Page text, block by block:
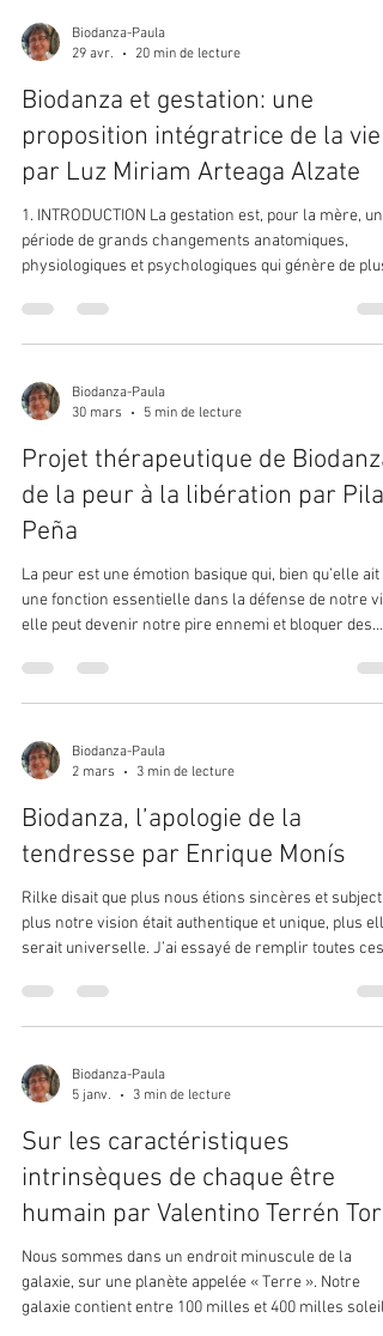
participation à ces séances magiques de
de musique et de silence, contribue au
Biodanza-Paula
29 avr.
20 min de lecture
Biodanza et gestation: une
proposition intégratrice de la vie
par Luz Miriam Arteaga Alzate
1. INTRODUCTION La gestation est, pour la mère, une
période de grands changements anatomiques,
physiologiques et psychologiques qui génère de plus
futur père et dans le milieu familial proche. Bien que
l’histoire du nouvel être commence quand on
quand on l’imagine, quand on le nomme, son
existence réelle se concrétise seulement quand
Biodanza-Paula
30 mars
5 min de lecture
Projet thérapeutique de Biodanza:
de la peur à la libération par Pilar
Peña
La peur est une émotion basique qui, bien qu’elle ait
une fonction essentielle dans la défense de notre
elle peut devenir notre pire ennemi et bloquer des
heureux. Le Projet Minotaure est une extension de la
Biodanza qui permet au participant d’identifier ses
des défis spécifiques et ainsi devenir protagoniste de
son propre processus de guérison. Si nous nous
Biodanza-Paula
2 mars
3 min de lecture
Biodanza, l’apologie de la
tendresse par Enrique Monís
Rilke disait que plus nous étions sincères et
plus notre vision était authentique et unique, plus elle
serait universelle. J’ai essayé de remplir toutes ces
Biodanza. Tous ceux d’entre nous qui viennent à la
Biodanza, que nous le sachions ou non, nous faisons
créons délibérément un espace et un temps. Nous
attribuons à cet espace et à ce temps des lois, des
Biodanza-Paula
5 janv.
3 min de lecture
Sur les caractéristiques
intrinsèques de chaque être
humain par Valentino Terrén Toro
Nous sommes dans un endroit minuscule de la
galaxie, sur une planète appelée « Terre ». Notre
galaxie contient entre 100 milles et 400 milles